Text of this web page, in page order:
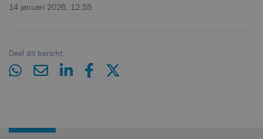
14 januari 2026, 12:55
Deel dit bericht: